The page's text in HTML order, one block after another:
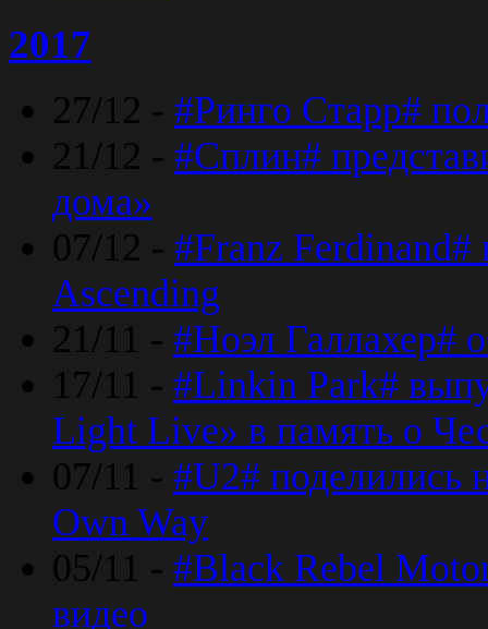
2017
27/12 - #Ринго Старр#
21/12 - #Сплин#
дома»
07/12 - #Franz
Ascending
21/11 - #Ноэл Галлахер#
17/11 - #Linkin Park#
Light Live» в память о
07/11 - #U2#
Own Way
05/11 - #Black Rebel
видео